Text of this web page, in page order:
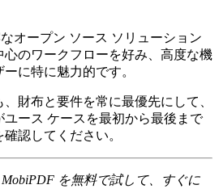
オープン ソース ソリューション
心のワークフローを好み、高度な機
に特に魅力的です。
財布と要件を常に最優先にして、
ース ケースを最初から最後まで
認してください。
を無料で試して、すぐに